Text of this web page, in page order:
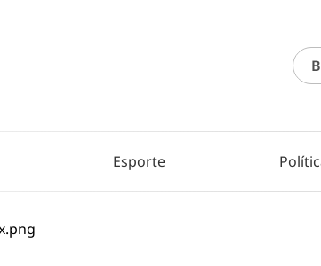
Esporte